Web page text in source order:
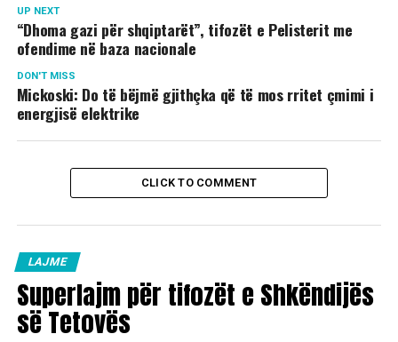
UP NEXT
“Dhoma gazi për shqiptarët”, tifozët e Pelisterit me
ofendime në baza nacionale
DON'T MISS
Mickoski: Do të bëjmë gjithçka që të mos rritet çmimi i
energjisë elektrike
CLICK TO COMMENT
LAJME
Superlajm për tifozët e Shkëndijës
së Tetovës